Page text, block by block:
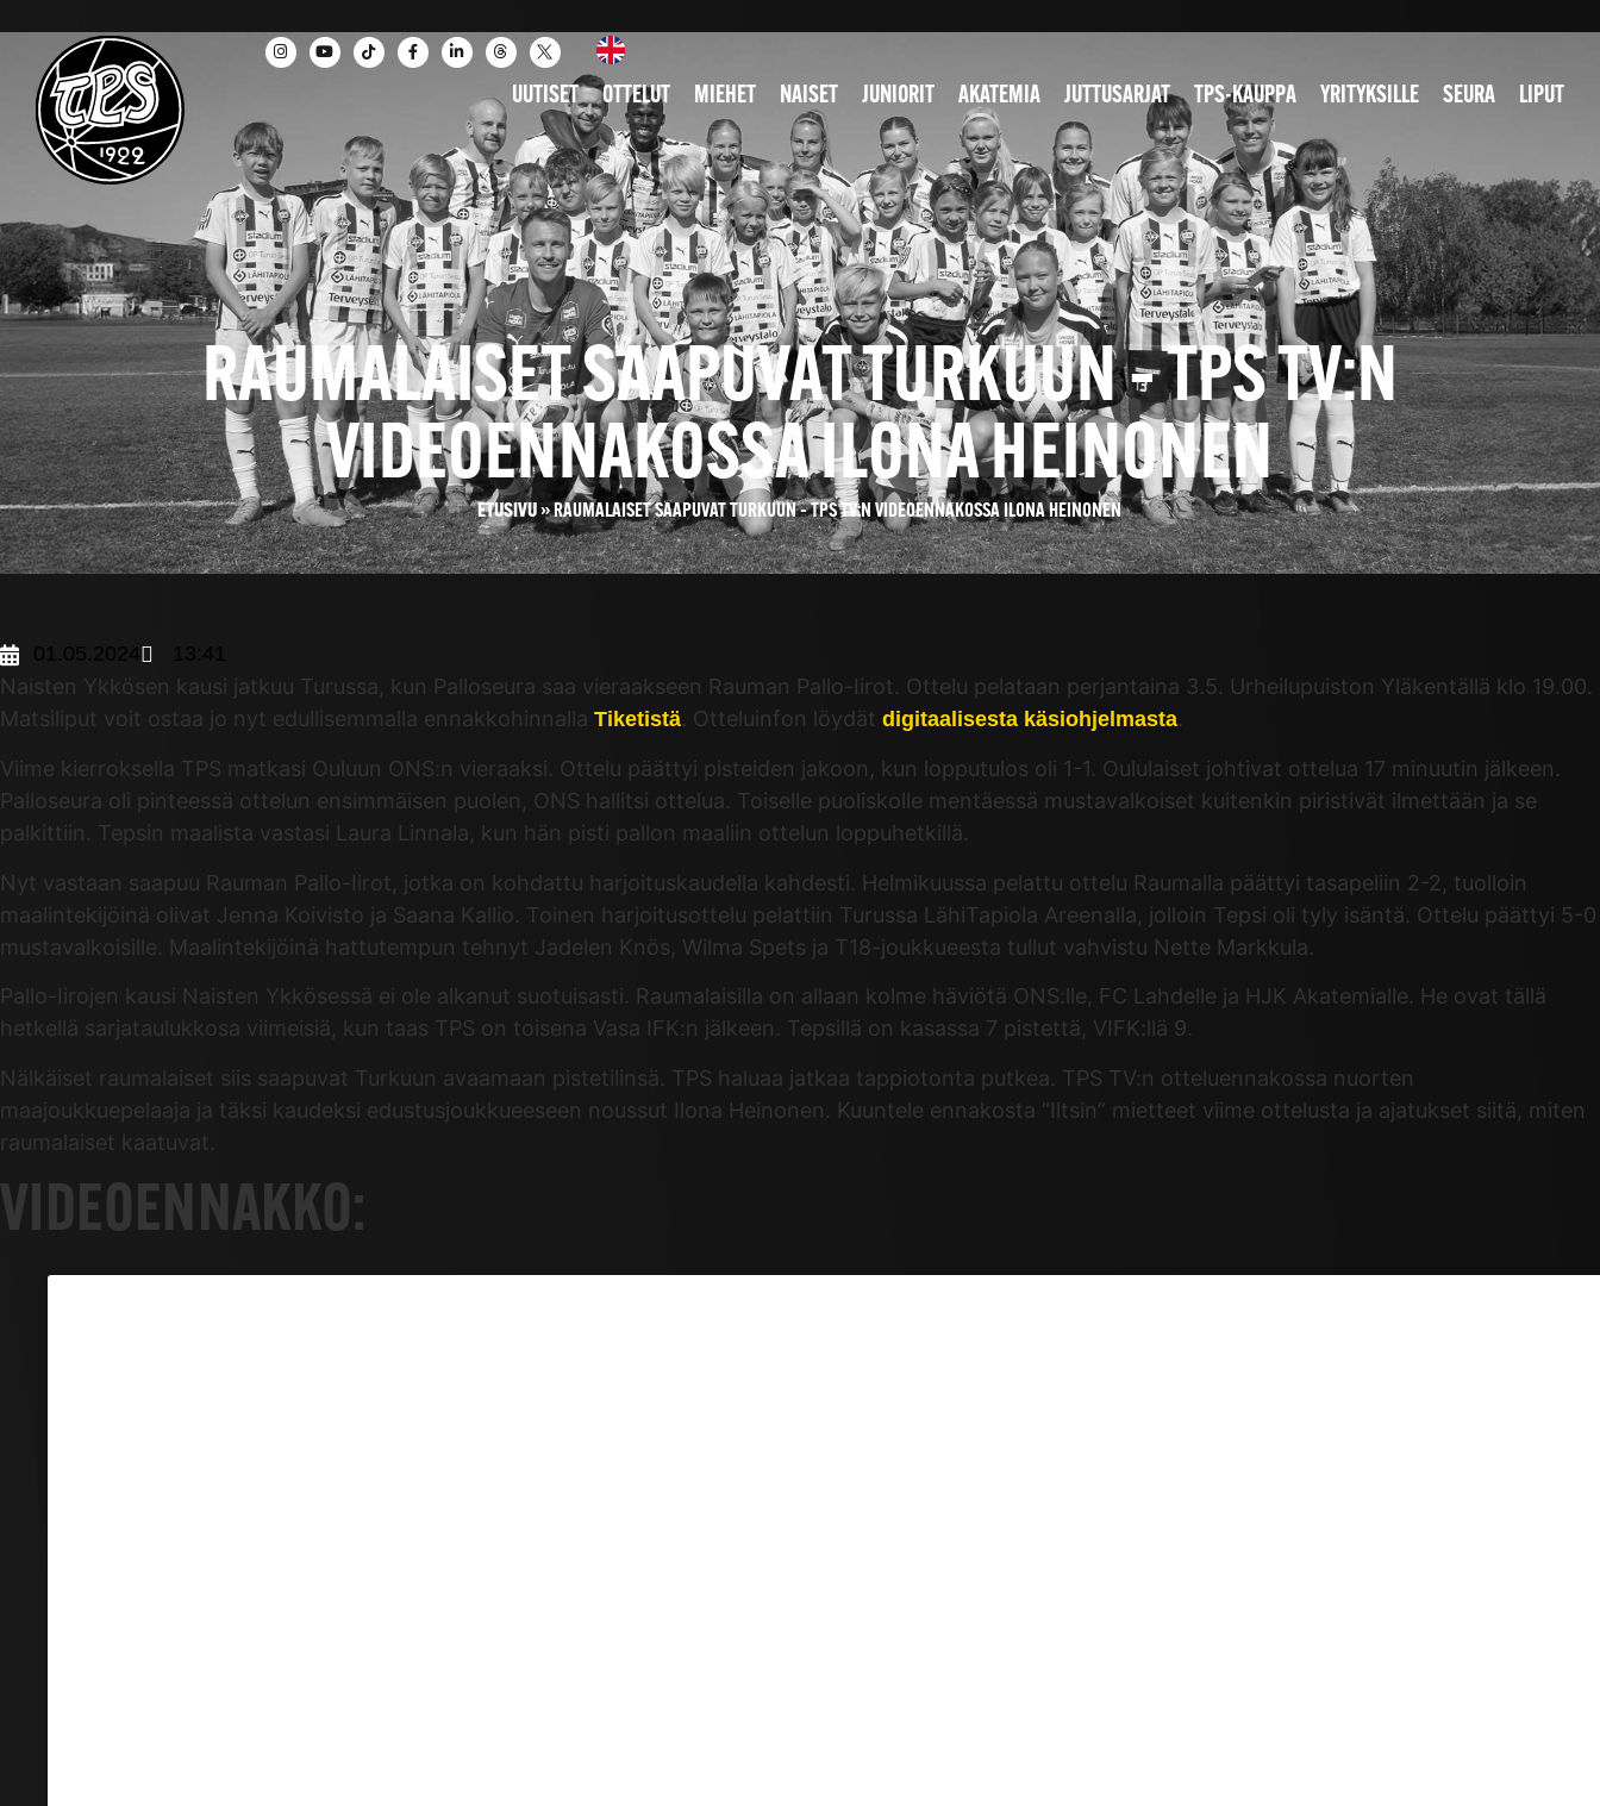
UUTISET OTTELUT MIEHET NAISET JUNIORIT AKATEMIA JUTTUSARJAT TPS-KAUPPA YRITYKSILLE SEURA LIPUT
RAUMALAISET SAAPUVAT TURKUUN – TPS TV:N
VIDEOENNAKOSSA ILONA HEINONEN
ETUSIVU»RAUMALAISET SAAPUVAT TURKUUN – TPS TV:N VIDEOENNAKOSSA ILONA HEINONEN
Naisten Ykkösen kausi jatkuu Turussa, kun Palloseura saa vieraakseen Rauman Pallo-Iirot. Ottelu pelataan perjantaina 3.5. Urheilupuiston Yläkentällä klo 19.00.
Matsiliput voit ostaa jo nyt edullisemmalla ennakkohinnalla Tiketistä. Otteluinfon löydät digitaalisesta käsiohjelmasta.
Viime kierroksella TPS matkasi Ouluun ONS:n vieraaksi. Ottelu päättyi pisteiden jakoon, kun lopputulos oli 1-1. Oululaiset johtivat ottelua 17 minuutin jälkeen.
Palloseura oli pinteessä ottelun ensimmäisen puolen, ONS hallitsi ottelua. Toiselle puoliskolle mentäessä mustavalkoiset kuitenkin piristivät ilmettään ja se
palkittiin. Tepsin maalista vastasi Laura Linnala, kun hän pisti pallon maaliin ottelun loppuhetkillä.
Nyt vastaan saapuu Rauman Pallo-Iirot, jotka on kohdattu harjoituskaudella kahdesti. Helmikuussa pelattu ottelu Raumalla päättyi tasapeliin 2-2, tuolloin
maalintekijöinä olivat Jenna Koivisto ja Saana Kallio. Toinen harjoitusottelu pelattiin Turussa LähiTapiola Areenalla, jolloin Tepsi oli tyly isäntä. Ottelu päättyi 5-0
mustavalkoisille. Maalintekijöinä hattutempun tehnyt Jadelen Knös, Wilma Spets ja T18-joukkueesta tullut vahvistu Nette Markkula.
Pallo-Iirojen kausi Naisten Ykkösessä ei ole alkanut suotuisasti. Raumalaisilla on allaan kolme häviötä ONS:lle, FC Lahdelle ja HJK Akatemialle. He ovat tällä
hetkellä sarjataulukkosa viimeisiä, kun taas TPS on toisena Vasa IFK:n jälkeen. Tepsillä on kasassa 7 pistettä, VIFK:llä 9.
Nälkäiset raumalaiset siis saapuvat Turkuun avaamaan pistetilinsä. TPS haluaa jatkaa tappiotonta putkea. TPS TV:n otteluennakossa nuorten
maajoukkuepelaaja ja täksi kaudeksi edustusjoukkueeseen noussut Ilona Heinonen. Kuuntele ennakosta ”Iltsin” mietteet viime ottelusta ja ajatukset siitä, miten
raumalaiset kaatuvat.
VIDEOENNAKKO: